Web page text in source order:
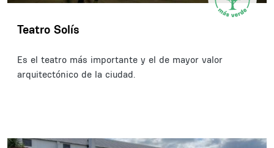
Teatro Solís
Es el teatro más importante y el de mayor valor
arquitectónico de la ciudad.